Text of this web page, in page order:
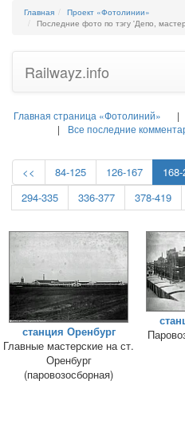
Главная
Проект «Фотолинии»
Последние фото по тэгу 'Депо,
Railwayz.info
Главная страница «Фотолиний»
Все последние
<< 84-125 126-167
294-335
336-377 378-419
станция Оренбург
Главные мастерские на ст.
Оренбург
(паровозосборная)